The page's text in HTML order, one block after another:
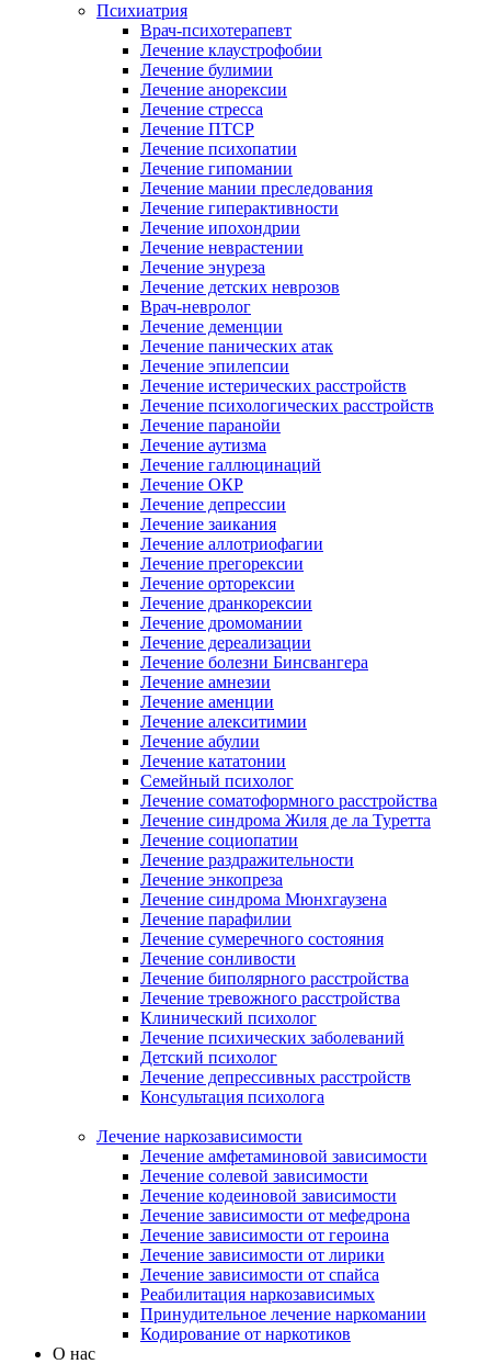
Психиатрия
Врач-психотерапевт
Лечение клаустрофобии
Лечение булимии
Лечение анорексии
Лечение стресса
Лечение ПТСР
Лечение психопатии
Лечение гипомании
Лечение мании преследования
Лечение гиперактивности
Лечение ипохондрии
Лечение неврастении
Лечение энуреза
Лечение детских неврозов
Врач-невролог
Лечение деменции
Лечение панических атак
Лечение эпилепсии
Лечение истерических расстройств
Лечение психологических расстройств
Лечение паранойи
Лечение аутизма
Лечение галлюцинаций
Лечение ОКР
Лечение депрессии
Лечение заикания
Лечение аллотриофагии
Лечение прегорексии
Лечение орторексии
Лечение дранкорексии
Лечение дромомании
Лечение дереализации
Лечение болезни Бинсвангера
Лечение амнезии
Лечение аменции
Лечение алекситимии
Лечение абулии
Лечение кататонии
Семейный психолог
Лечение соматоформного расстройства
Лечение синдрома Жиля де ла Туретта
Лечение социопатии
Лечение раздражительности
Лечение энкопреза
Лечение синдрома Мюнхгаузена
Лечение парафилии
Лечение сумеречного состояния
Лечение сонливости
Лечение биполярного расстройства
Лечение тревожного расстройства
Клинический психолог
Лечение психических заболеваний
Детский психолог
Лечение депрессивных расстройств
Консультация психолога
Лечение наркозависимости
Лечение амфетаминовой зависимости
Лечение солевой зависимости
Лечение кодеиновой зависимости
Лечение зависимости от мефедрона
Лечение зависимости от героина
Лечение зависимости от лирики
Лечение зависимости от спайса
Реабилитация наркозависимых
Принудительное лечение наркомании
Кодирование от наркотиков
О нас